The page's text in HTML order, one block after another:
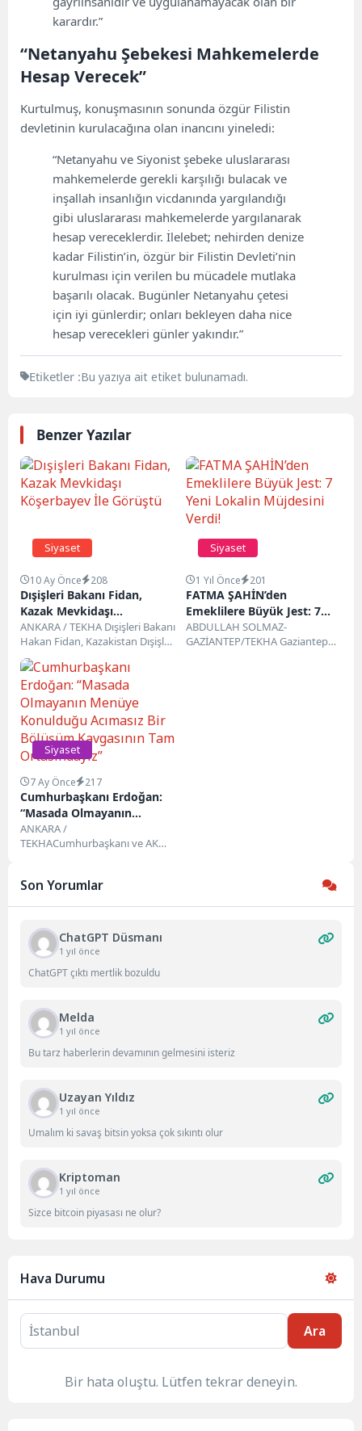
karardır.”
“Netanyahu Şebekesi Mahkemelerde
Hesap Verecek”
Kurtulmuş, konuşmasının sonunda özgür Filistin
devletinin kurulacağına olan inancını yineledi:
“Netanyahu ve Siyonist şebeke uluslararası
mahkemelerde gerekli karşılığı bulacak ve
inşallah insanlığın vicdanında yargılandığı
gibi uluslararası mahkemelerde yargılanarak
hesap vereceklerdir. İlelebet; nehirden denize
kadar Filistin’in, özgür bir Filistin Devleti’nin
kurulması için verilen bu mücadele mutlaka
başarılı olacak. Bugünler Netanyahu çetesi
için iyi günlerdir; onları bekleyen daha nice
hesap verecekleri günler yakındır.”
Etiketler :Bu yazıya ait etiket bulunamadı.
Benzer Yazılar
Siyaset
10 Ay Önce 208
Dışişleri Bakanı Fidan,
Kazak Mevkidaşı
Köşerbayev İle Görüştü
ANKARA / TEKHA Dışişleri Bakanı
Hakan Fidan, Kazakistan Dışişleri
Bakanı Yermek Köşerbayev ile
telefon görüşmesi...
Siyaset
1 Yıl Önce 201
FATMA ŞAHİN’den
Emeklilere Büyük Jest: 7
Yeni Lokalin Müjdesini
Verdi!
ABDULLAH SOLMAZ-
GAZİANTEP/TEKHA Gaziantep
Siyaset
7 Ay Önce 217
Cumhurbaşkanı Erdoğan:
“Masada Olmayanın
Menüye Konulduğu
Acımasız Bir Bölüşüm
Ortasındayız”
ANKARA /
TEKHACumhurbaşkanı ve AK
TBMM...
Son Yorumlar
ChatGPT Düsmanı
1 yıl önce
ChatGPT çıktı mertlik bozuldu
Melda
1 yıl önce
Bu tarz haberlerin devamının gelmesini isteriz
Uzayan Yıldız
1 yıl önce
Umalım ki savaş bitsin yoksa çok sıkıntı olur
Kriptoman
1 yıl önce
Sizce bitcoin piyasası ne olur?
Hava Durumu
Ara
Bir hata oluştu. Lütfen tekrar deneyin.